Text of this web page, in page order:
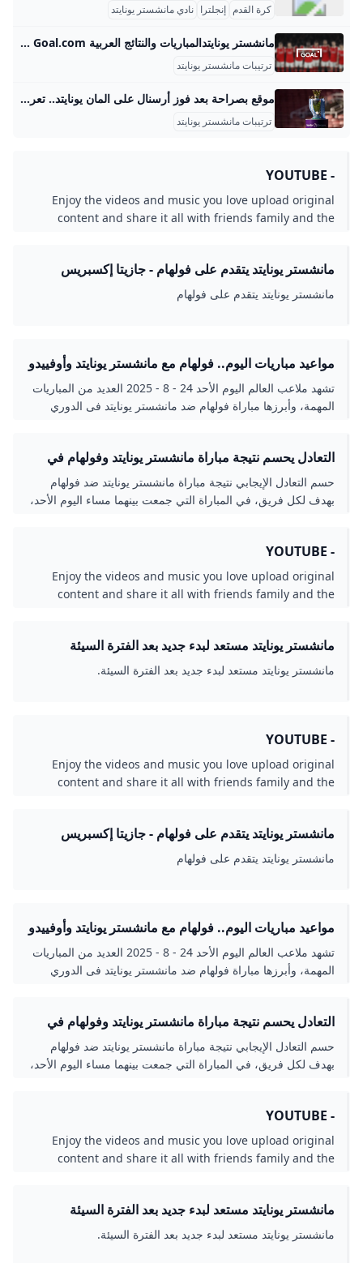
كرة القدم إنجلترا نادي مانشستر يونايتد
مانشستر يونايتدالمباريات والنتائج العربية Goal.com تصفح أحدث النتائج والمباريات القادمة لـمانشستر يونايتد. تعمق في المباريات الأخيرة لاكتشاف الهدافين والإحصائيات وأكثر من ذلك بكثير
ترتيبات مانشستر يونايتد
موقع بصراحة بعد فوز أرسنال على المان يونايتد.. تعرف على ترتيب الدوري الإنجليزي الممتاز …. انتهت مباريات اليوم الثاني من الجولة من الدوري الإنجليزي الممتاز والتي شهدت
ترتيبات مانشستر يونايتد
- YOUTUBE
Enjoy the videos and music you love upload original
content and share it all with friends family and the
مانشستر يونايتد يتقدم على فولهام - جازيتا إكسبريس
مانشستر يونايتد يتقدم على فولهام
مواعيد مباريات اليوم.. فولهام مع مانشستر يونايتد وأوفييدو
ضد ريال مدريد - اليوم السابع
تشهد ملاعب العالم اليوم الأحد 24 - 8 - 2025 العديد من المباريات
المهمة، وأبرزها مباراة فولهام ضد مانشستر يونايتد فى الدوري
التعادل يحسم نتيجة مباراة مانشستر يونايتد وفولهام في
الدوري الإنجليزي المصري اليوم
حسم التعادل الإيجابي نتيجة مباراة مانشستر يونايتد ضد فولهام
بهدف لكل فريق، في المباراة التي جمعت بينهما مساء اليوم الأحد،
كوتيج، ضمن
- YOUTUBE
Enjoy the videos and music you love upload original
content and share it all with friends family and the
مانشستر يونايتد مستعد لبدء جديد بعد الفترة السيئة
مانشستر يونايتد مستعد لبدء جديد بعد الفترة السيئة.
- YOUTUBE
Enjoy the videos and music you love upload original
content and share it all with friends family and the
مانشستر يونايتد يتقدم على فولهام - جازيتا إكسبريس
مانشستر يونايتد يتقدم على فولهام
مواعيد مباريات اليوم.. فولهام مع مانشستر يونايتد وأوفييدو
ضد ريال مدريد - اليوم السابع
تشهد ملاعب العالم اليوم الأحد 24 - 8 - 2025 العديد من المباريات
المهمة، وأبرزها مباراة فولهام ضد مانشستر يونايتد فى الدوري
التعادل يحسم نتيجة مباراة مانشستر يونايتد وفولهام في
الدوري الإنجليزي المصري اليوم
حسم التعادل الإيجابي نتيجة مباراة مانشستر يونايتد ضد فولهام
بهدف لكل فريق، في المباراة التي جمعت بينهما مساء اليوم الأحد،
كوتيج، ضمن
- YOUTUBE
Enjoy the videos and music you love upload original
content and share it all with friends family and the
مانشستر يونايتد مستعد لبدء جديد بعد الفترة السيئة
مانشستر يونايتد مستعد لبدء جديد بعد الفترة السيئة.